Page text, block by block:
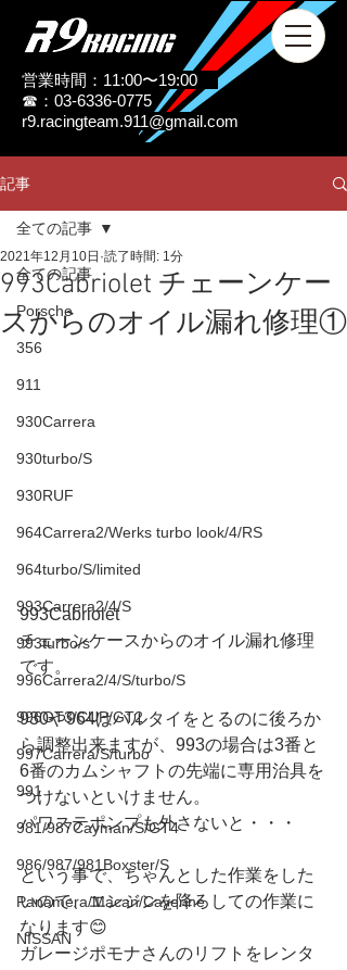
営業時間：11:00〜19:00
☎：03-6336-0775
r9.racingteam.911@gmail.com
記事
全ての記事
Porsche
356
911
930Carrera
930turbo/S
930RUF
964Carrera2/Werks turbo look/4/RS
964turbo/S/limited
993Carrera2/4/S
993turbo/s
996Carrera2/4/S/turbo/S
996GT3/CUP/GT2
997Carrera/S/turbo
991
981/987Cayman/S/GT4
986/987/981Boxster/S
Panamera/Macan/Cayenne
NISSAN
全ての記事
993Cabriolet チェーンケー
スからのオイル漏れ修理①
2021年12月10日 読了時間: 1分
993Cabriolet
チェーンケースからのオイル漏れ修理
です。
930や964はバルタイをとるのに後ろか
ら調整出来ますが、993の場合は3番と
6番のカムシャフトの先端に専用治具を
つけないといけません。
パワステポンプも外さないと・・・
という事で、ちゃんとした作業をした
いので、エンジンを降ろしての作業に
なります😊
ガレージポモナさんのリフトをレンタ